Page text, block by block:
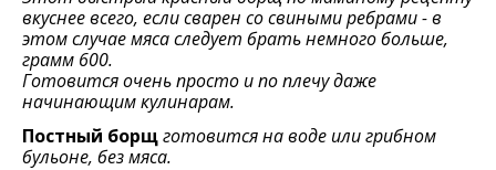
вкуснее всего, если сварен со свиными ребрами - в
этом случае мяса следует брать немного больше,
грамм 600.
Готовится очень просто и по плечу даже
начинающим кулинарам.
Постный борщготовится на воде или грибном
бульоне, без мяса.